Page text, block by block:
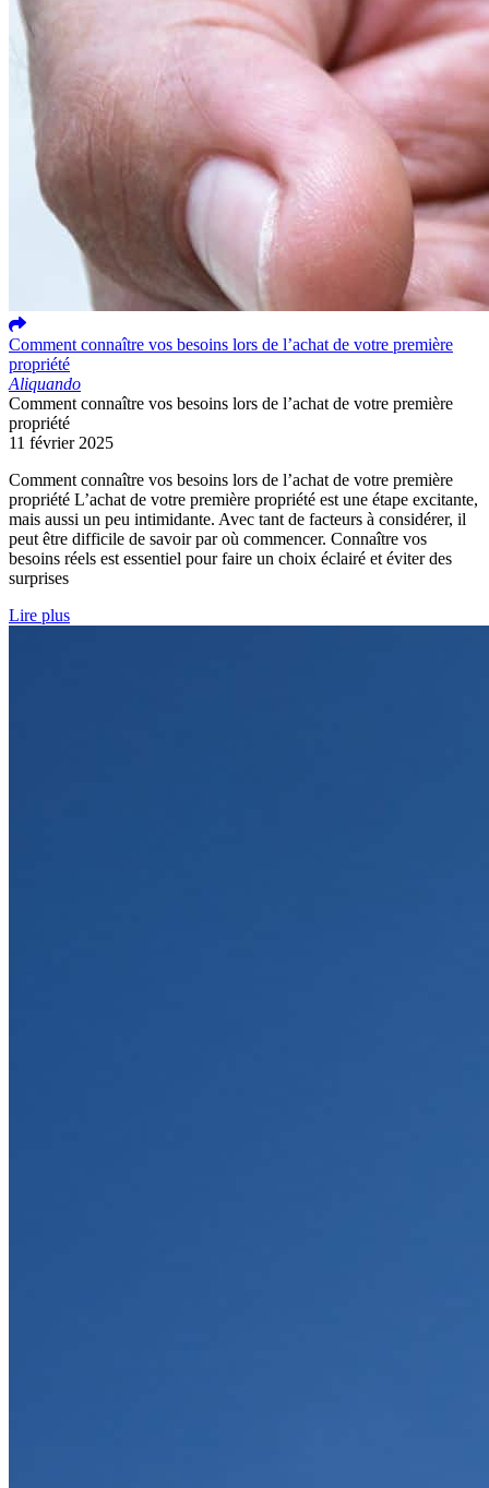
Comment connaître vos besoins lors de l’achat de votre première
propriété
Aliquando
Comment connaître vos besoins lors de l’achat de votre première
propriété
11 février 2025
Comment connaître vos besoins lors de l’achat de votre première
propriété L’achat de votre première propriété est une étape excitante,
mais aussi un peu intimidante. Avec tant de facteurs à considérer, il
peut être difficile de savoir par où commencer. Connaître vos
besoins réels est essentiel pour faire un choix éclairé et éviter des
surprises
Lire plus